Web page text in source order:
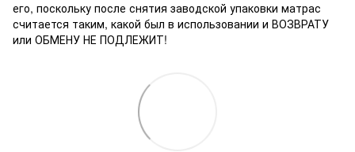
его, поскольку после снятия заводской упаковки матрас
считается таким, какой был в использовании и ВОЗВРАТУ
или ОБМЕНУ НЕ ПОДЛЕЖИТ!